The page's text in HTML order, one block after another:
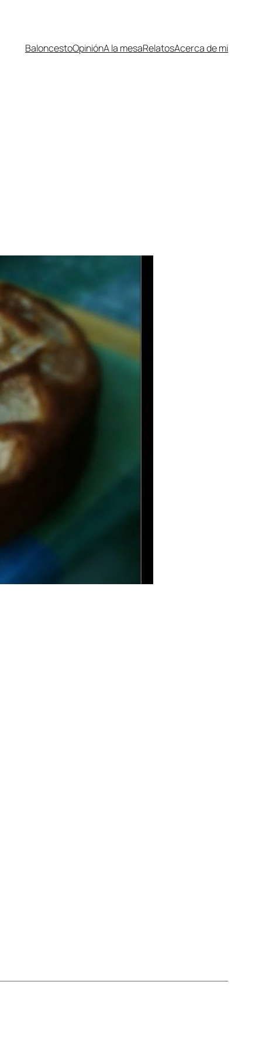
BaloncestoOpiniónA la mesaRelatosAcerca de mi